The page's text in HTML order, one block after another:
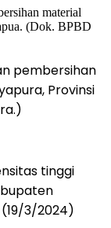
pembersihan
Provinsi
tinggi
3/2024)